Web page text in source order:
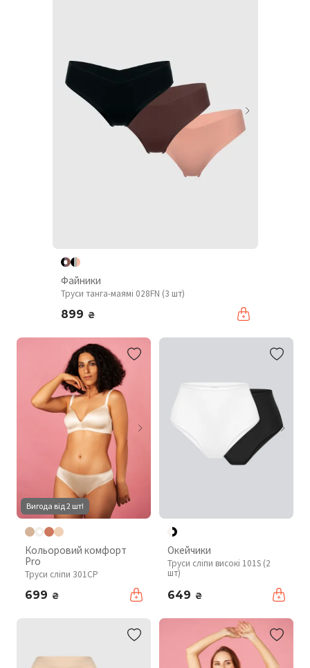
Файники
Труси танга-маямі 028FN (3 шт)
899 ₴
Вигода від 2 шт!
Кольоровий комфорт
Pro
Труси сліпи 301CP
699 ₴
Окейчики
Труси сліпи високі 101S (2
шт)
649 ₴